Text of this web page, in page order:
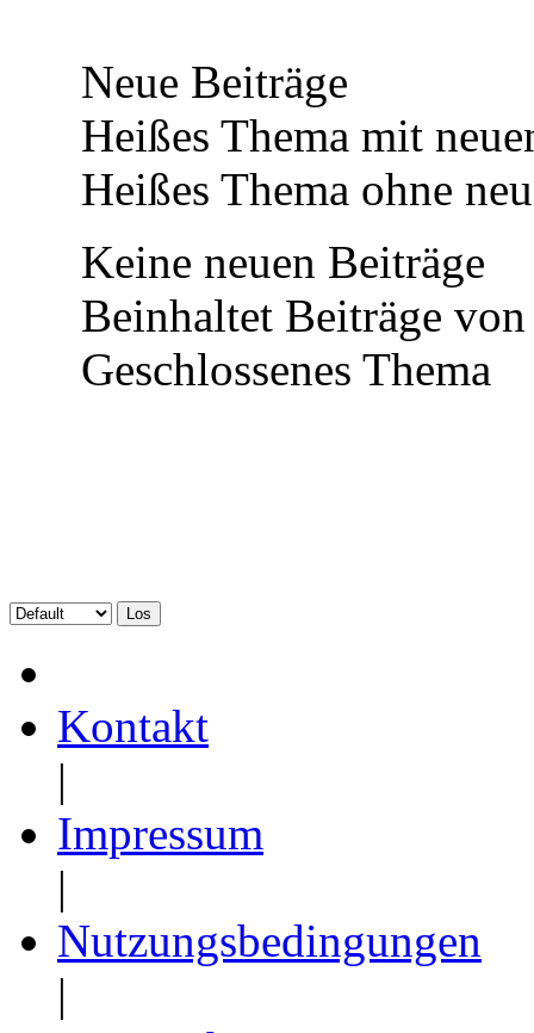
Neue Beiträge
Heißes Thema mit
Heißes Thema ohne
Keine neuen Beiträge
Beinhaltet Beiträge
Geschlossenes Thema
Kontakt
|
Impressum
|
Nutzungsbedingungen
|